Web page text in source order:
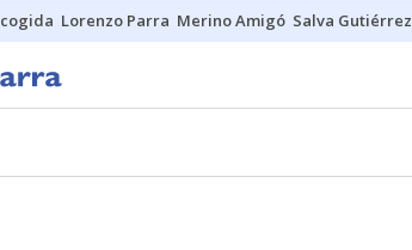
Lorenzo Parra Merino Amigó Salva Gutiérrez